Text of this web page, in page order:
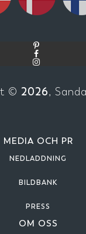
© 2026,
MEDIA OCH PR
NEDLADDNING
BILDBANK
PRESS
OM OSS